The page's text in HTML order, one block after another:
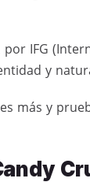
IFG
y
más y